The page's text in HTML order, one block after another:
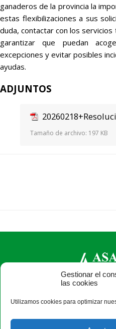
Gestionar el
las cookies
Utilizamos cookies para optimizar
ganaderos de la provincia la
estas flexibilizaciones a sus
duda, contactar con los
garantizar que puedan
excepciones y evitar posibles
ayudas.
ADJUNTOS
Tamaño de archivo: 197 KB
Camino Estrecho de la
España · Tel.: +34 923 190 720